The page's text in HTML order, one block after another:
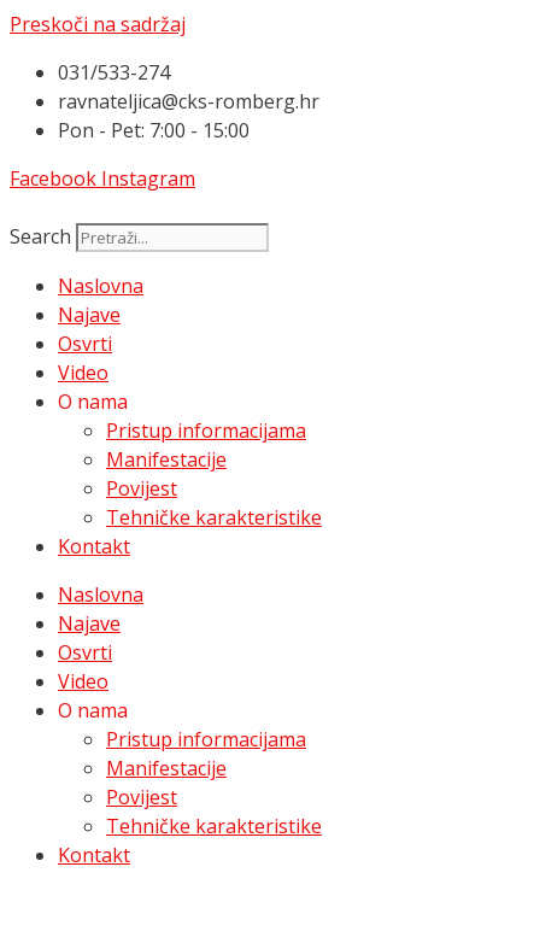
Preskoči na sadržaj
031/533-274
ravnateljica@cks-romberg.hr
Pon - Pet: 7:00 - 15:00
Facebook Instagram
Search
Naslovna
Najave
Osvrti
Video
O nama
Pristup informacijama
Manifestacije
Povijest
Tehničke karakteristike
Kontakt
Naslovna
Najave
Osvrti
Video
O nama
Pristup informacijama
Manifestacije
Povijest
Tehničke karakteristike
Kontakt